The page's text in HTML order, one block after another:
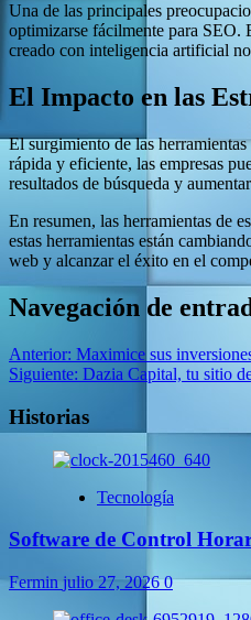
Una de las principales
optimizarse fácilmente para SEO.
creado con inteligencia artificial
El Impacto en las
El surgimiento de las
rápida y eficiente, las empresas
resultados de búsqueda y
En resumen, las herramientas de
estas herramientas están
web y alcanzar el éxito en el
Navegación de
Anterior: Maximice sus
Siguiente: Dazia Capital, tu sitio
Historias
Tecnología
Software de Control
Fermin julio 27, 20260